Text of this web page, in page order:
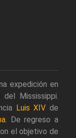
expedición en
Mississippi.
Luis XIV de
. De regreso a
el objetivo de